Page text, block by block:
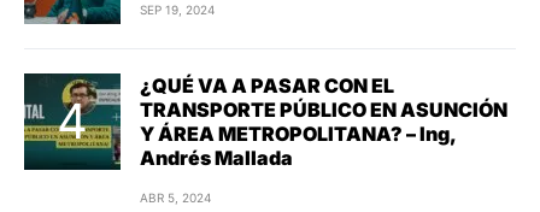
SEP 19, 2024
¿QUÉ VA A PASAR CON EL
TRANSPORTE PÚBLICO EN ASUNCIÓN
Y ÁREA METROPOLITANA? – Ing,
Andrés Mallada
ABR 5, 2024